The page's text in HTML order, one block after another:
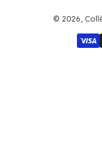
© 2026,